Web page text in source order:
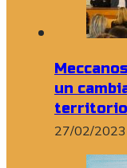
un
territorio
27/02/2023